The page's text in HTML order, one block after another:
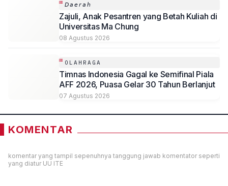
𝘋𝘢𝘦𝘳𝘢𝘩
Zajuli, Anak Pesantren yang Betah Kuliah di
Universitas Ma Chung
08 Agustus 2026
OLAHRAGA
Timnas Indonesia Gagal ke Semifinal Piala
AFF 2026, Puasa Gelar 30 Tahun Berlanjut
07 Agustus 2026
KOMENTAR
komentar yang tampil sepenuhnya tanggung jawab komentator seperti
yang diatur UU ITE